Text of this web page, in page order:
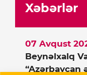
Xəbərlər
Beynəlxalq
“Azərbaycan
07 Avqust